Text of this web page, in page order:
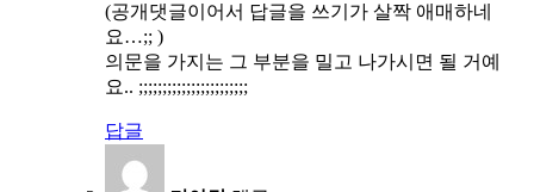
(공개댓글이어서 답글을 쓰기가 살짝 애매하네
요…;; )
의문을 가지는 그 부분을 밀고 나가시면 될 거예
요.. ;;;;;;;;;;;;;;;;;;;;;;;
답글